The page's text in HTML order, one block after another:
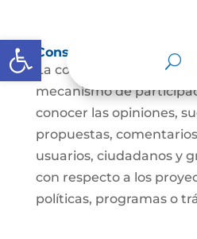
Abrir barra de herramientas
Consulta ciudadana
La consulta a la
mecanismo de
conocer las opiniones,
propuestas,
usuarios, ciudadanos y
con respecto a los
políticas, programas o